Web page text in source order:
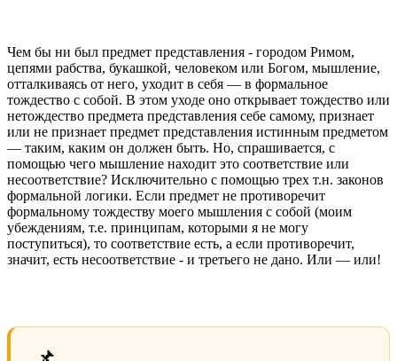
Чем бы ни был предмет представления - городом Римом,
цепями рабства, букашкой, человеком или Богом, мышление,
отталкиваясь от него, уходит в себя — в формальное
тождество с собой. В этом уходе оно открывает тождество или
нетождество предмета представления себе самому, признает
или не признает предмет представления истинным предметом
— таким, каким он должен быть. Но, спрашивается, с
помощью чего мышление находит это соответствие или
несоответствие? Исключительно с помощью трех т.н. законов
формальной логики. Если предмет не противоречит
формальному тождеству моего мышления с собой (моим
убеждениям, т.е. принципам, которыми я не могу
поступиться), то соответствие есть, а если противоречит,
значит, есть несоответствие - и третьего не дано. Или — или!